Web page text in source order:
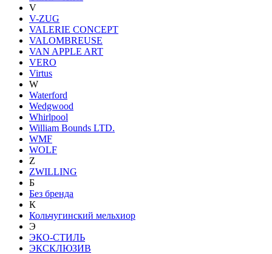
V
V-ZUG
VALERIE CONCEPT
VALOMBREUSE
VAN APPLE ART
VERO
Virtus
W
Waterford
Wedgwood
Whirlpool
William Bounds LTD.
WMF
WOLF
Z
ZWILLING
Б
Без бренда
К
Кольчугинский мельхиор
Э
ЭКО-СТИЛЬ
ЭКСКЛЮЗИВ